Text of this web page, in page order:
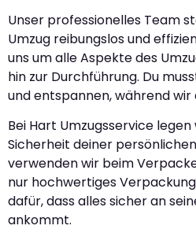
Unser professionelles Team
Umzug reibungslos und
uns um alle Aspekte des
hin zur Durchführung. Du
und entspannen, während wir
Bei Hart Umzugsservice
Sicherheit deiner
verwenden wir beim
nur hochwertiges
dafür, dass alles sicher an
ankommt.